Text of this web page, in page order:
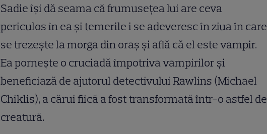
Sadie îşi dă seama că frumuseţea lui are ceva
periculos în ea şi temerile i se adeveresc în ziua în care
se trezeşte la morga din oraş şi află că el este vampir.
Ea porneşte o cruciadă împotriva vampirilor şi
beneficiază de ajutorul detectivului Rawlins (Michael
Chiklis), a cărui fiică a fost transformată într-o astfel de
creatură.